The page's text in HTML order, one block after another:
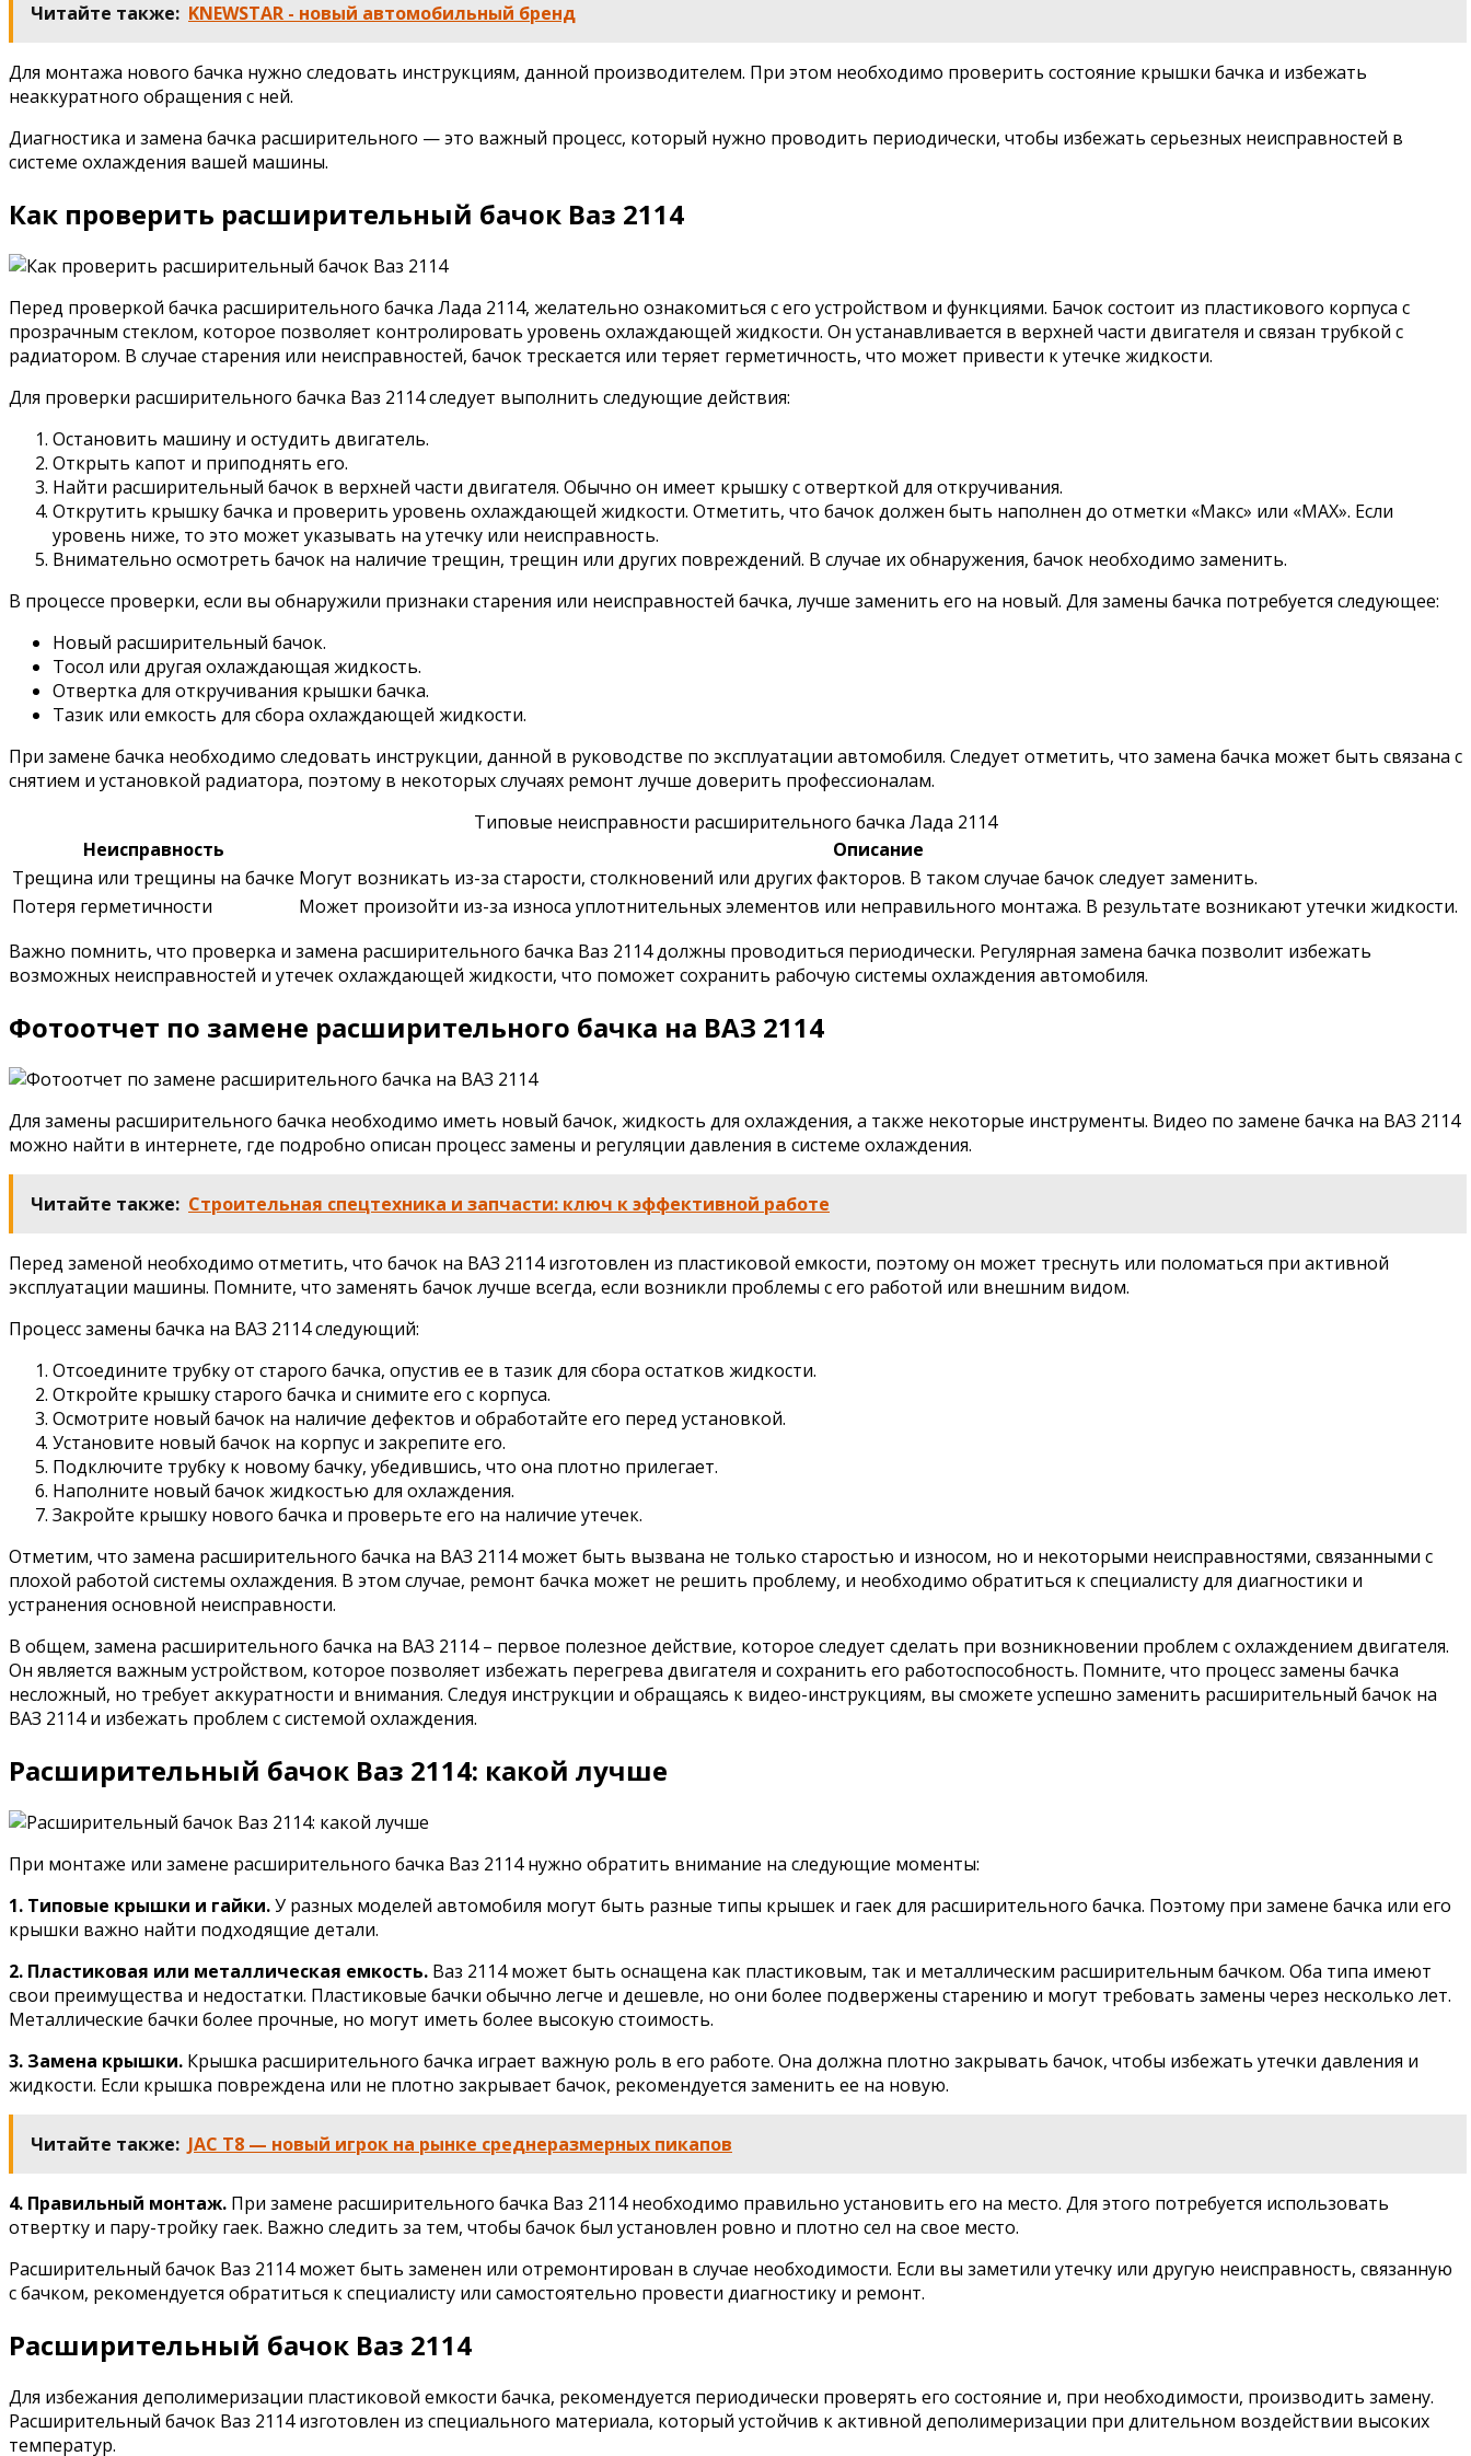
Читайте также: KNEWSTAR - новый автомобильный бренд
Для монтажа нового бачка нужно следовать инструкциям, данной производителем. При этом необходимо проверить состояние крышки бачка и избежать
неаккуратного обращения с ней.
Диагностика и замена бачка расширительного — это важный процесс, который нужно проводить периодически, чтобы избежать серьезных неисправностей в
системе охлаждения вашей машины.
Как проверить расширительный бачок Ваз 2114
Перед проверкой бачка расширительного бачка Лада 2114, желательно ознакомиться с его устройством и функциями. Бачок состоит из пластикового корпуса с
прозрачным стеклом, которое позволяет контролировать уровень охлаждающей жидкости. Он устанавливается в верхней части двигателя и связан трубкой с
радиатором. В случае старения или неисправностей, бачок трескается или теряет герметичность, что может привести к утечке жидкости.
Для проверки расширительного бачка Ваз 2114 следует выполнить следующие действия:
Остановить машину и остудить двигатель.
Открыть капот и приподнять его.
Найти расширительный бачок в верхней части двигателя. Обычно он имеет крышку с отверткой для откручивания.
Открутить крышку бачка и проверить уровень охлаждающей жидкости. Отметить, что бачок должен быть наполнен до отметки «Макс» или «MAX». Если
уровень ниже, то это может указывать на утечку или неисправность.
Внимательно осмотреть бачок на наличие трещин, трещин или других повреждений. В случае их обнаружения, бачок необходимо заменить.
В процессе проверки, если вы обнаружили признаки старения или неисправностей бачка, лучше заменить его на новый. Для замены бачка потребуется следующее:
Новый расширительный бачок.
Тосол или другая охлаждающая жидкость.
Отвертка для откручивания крышки бачка.
Тазик или емкость для сбора охлаждающей жидкости.
При замене бачка необходимо следовать инструкции, данной в руководстве по эксплуатации автомобиля. Следует отметить, что замена бачка может быть связана с
снятием и установкой радиатора, поэтому в некоторых случаях ремонт лучше доверить профессионалам.
Типовые неисправности расширительного бачка Лада 2114
Неисправность
Описание
Трещина или трещины на бачке Могут возникать из-за старости, столкновений или других факторов. В таком случае бачок следует заменить.
Потеря герметичности
Может произойти из-за износа уплотнительных элементов или неправильного монтажа. В результате возникают утечки жидкости.
Важно помнить, что проверка и замена расширительного бачка Ваз 2114 должны проводиться периодически. Регулярная замена бачка позволит избежать
возможных неисправностей и утечек охлаждающей жидкости, что поможет сохранить рабочую системы охлаждения автомобиля.
Фотоотчет по замене расширительного бачка на ВАЗ 2114
Для замены расширительного бачка необходимо иметь новый бачок, жидкость для охлаждения, а также некоторые инструменты. Видео по замене бачка на ВАЗ 2114
можно найти в интернете, где подробно описан процесс замены и регуляции давления в системе охлаждения.
Читайте также: Строительная спецтехника и запчасти: ключ к эффективной работе
Перед заменой необходимо отметить, что бачок на ВАЗ 2114 изготовлен из пластиковой емкости, поэтому он может треснуть или поломаться при активной
эксплуатации машины. Помните, что заменять бачок лучше всегда, если возникли проблемы с его работой или внешним видом.
Процесс замены бачка на ВАЗ 2114 следующий:
Отсоедините трубку от старого бачка, опустив ее в тазик для сбора остатков жидкости.
Откройте крышку старого бачка и снимите его с корпуса.
Осмотрите новый бачок на наличие дефектов и обработайте его перед установкой.
Установите новый бачок на корпус и закрепите его.
Подключите трубку к новому бачку, убедившись, что она плотно прилегает.
Наполните новый бачок жидкостью для охлаждения.
Закройте крышку нового бачка и проверьте его на наличие утечек.
Отметим, что замена расширительного бачка на ВАЗ 2114 может быть вызвана не только старостью и износом, но и некоторыми неисправностями, связанными с
плохой работой системы охлаждения. В этом случае, ремонт бачка может не решить проблему, и необходимо обратиться к специалисту для диагностики и
устранения основной неисправности.
В общем, замена расширительного бачка на ВАЗ 2114 – первое полезное действие, которое следует сделать при возникновении проблем с охлаждением двигателя.
Он является важным устройством, которое позволяет избежать перегрева двигателя и сохранить его работоспособность. Помните, что процесс замены бачка
несложный, но требует аккуратности и внимания. Следуя инструкции и обращаясь к видео-инструкциям, вы сможете успешно заменить расширительный бачок на
ВАЗ 2114 и избежать проблем с системой охлаждения.
Расширительный бачок Ваз 2114: какой лучше
При монтаже или замене расширительного бачка Ваз 2114 нужно обратить внимание на следующие моменты:
1. Типовые крышки и гайки.У разных моделей автомобиля могут быть разные типы крышек и гаек для расширительного бачка. Поэтому при замене бачка или его
крышки важно найти подходящие детали.
2. Пластиковая или металлическая емкость. Ваз 2114 может быть оснащена как пластиковым, так и металлическим расширительным бачком. Оба типа имеют
свои преимущества и недостатки. Пластиковые бачки обычно легче и дешевле, но они более подвержены старению и могут требовать замены через несколько лет.
Металлические бачки более прочные, но могут иметь более высокую стоимость.
3. Замена крышки. Крышка расширительного бачка играет важную роль в его работе. Она должна плотно закрывать бачок, чтобы избежать утечки давления и
жидкости. Если крышка повреждена или не плотно закрывает бачок, рекомендуется заменить ее на новую.
Читайте также: JAC T8 — новый игрок на рынке среднеразмерных пикапов
4. Правильный монтаж. При замене расширительного бачка Ваз 2114 необходимо правильно установить его на место. Для этого потребуется использовать
отвертку и пару-тройку гаек. Важно следить за тем, чтобы бачок был установлен ровно и плотно сел на свое место.
Расширительный бачок Ваз 2114 может быть заменен или отремонтирован в случае необходимости. Если вы заметили утечку или другую неисправность, связанную
с бачком, рекомендуется обратиться к специалисту или самостоятельно провести диагностику и ремонт.
Расширительный бачок Ваз 2114
Для избежания деполимеризации пластиковой емкости бачка, рекомендуется периодически проверять его состояние и, при необходимости, производить замену.
Расширительный бачок Ваз 2114 изготовлен из специального материала, который устойчив к активной деполимеризации при длительном воздействии высоких
температур.